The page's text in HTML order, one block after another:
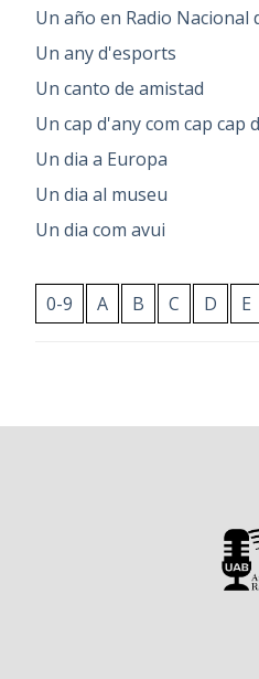
Un año en Radio Nacional
Un any d'esports
Un canto de amistad
Un cap d'any com cap cap
Un dia a Europa
Un dia al museu
Un dia com avui
0-9 A B C D E